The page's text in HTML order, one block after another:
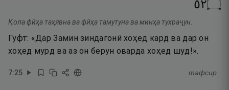
۝٢٥
Қола фӣҳа таҳявна ва фӣҳа тамутуна ва минҳа тухраҷун.
Гуфт: «Дар Замин зиндагонӣ хоҳед кард ва дар он
хоҳед мурд ва аз он берун оварда хоҳед шуд!».
7:25 тафсир